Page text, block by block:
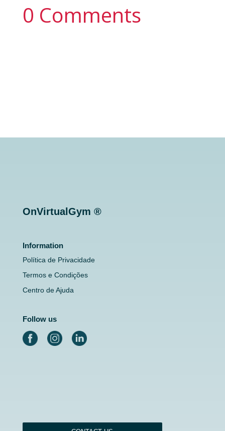
0 Comments
OnVirtualGym ®
Information
Política de Privacidade
Termos e Condições
Centro de Ajuda
Follow us